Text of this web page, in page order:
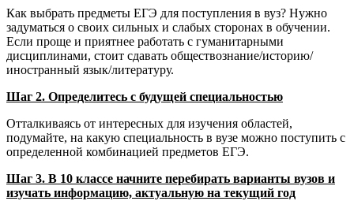
Как выбрать предметы ЕГЭ для поступления в вуз? Нужно
задуматься о своих сильных и слабых сторонах в обучении.
Если проще и приятнее работать с гуманитарными
дисциплинами, стоит сдавать обществознание/историю/
иностранный язык/литературу.
Шаг 2. Определитесь с будущей специальностью
Отталкиваясь от интересных для изучения областей,
подумайте, на какую специальность в вузе можно поступить с
определенной комбинацией предметов ЕГЭ.
Шаг 3. В 10 классе начните перебирать варианты вузов и
изучать информацию, актуальную на текущий год